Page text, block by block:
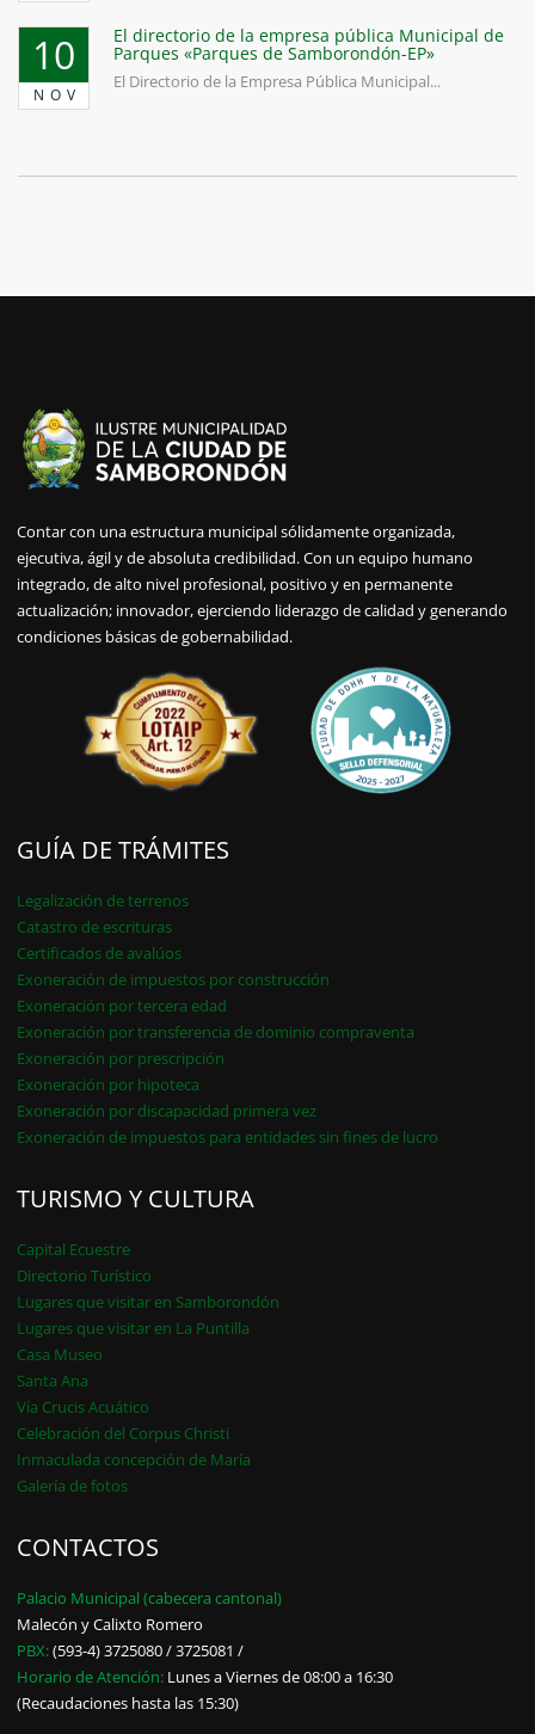
10
NOV
El directorio de la empresa pública Municipal de
Parques «Parques de Samborondón-EP»
El Directorio de la Empresa Pública Municipal...
Contar con una estructura municipal sólidamente organizada,
ejecutiva, ágil y de absoluta credibilidad. Con un equipo humano
integrado, de alto nivel profesional, positivo y en permanente
actualización; innovador, ejerciendo liderazgo de calidad y generando
condiciones básicas de gobernabilidad.
GUÍA DE TRÁMITES
Legalización de terrenos
Catastro de escrituras
Certificados de avalúos
Exoneración de impuestos por construcción
Exoneración por tercera edad
Exoneración por transferencia de dominio compraventa
Exoneración por prescripción
Exoneración por hipoteca
Exoneración por discapacidad primera vez
Exoneración de impuestos para entidades sin fines de lucro
TURISMO Y CULTURA
Capital Ecuestre
Directorio Turístico
Lugares que visitar en Samborondón
Lugares que visitar en La Puntilla
Casa Museo
Santa Ana
Vía Crucis Acuático
Celebración del Corpus Christi
Inmaculada concepción de María
Galería de fotos
CONTACTOS
Palacio Municipal (cabecera cantonal)
Malecón y Calixto Romero
PBX:(593-4) 3725080 / 3725081 /
Horario de Atención: Lunes a Viernes de 08:00 a 16:30
(Recaudaciones hasta las 15:30)